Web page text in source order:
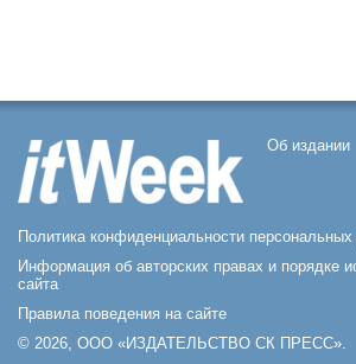
Об издании
Политика конфиденциальности
Информация об авторских правах и порядке
сайта
Правила поведения на сайте
© 2026, ООО «ИЗДАТЕЛЬСТВО СК ПРЕСС».